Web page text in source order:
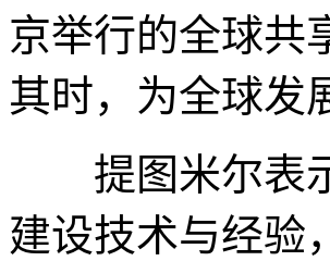
京举行的全球共
其时，为全球发
提图米尔表示
建设技术与经验